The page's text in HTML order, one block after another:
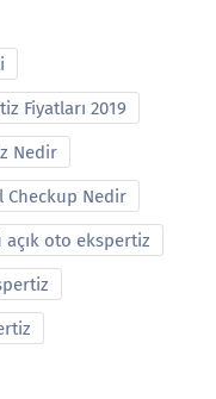
Fiyatları 2019
Nedir
Checkup Nedir
açık oto ekspertiz